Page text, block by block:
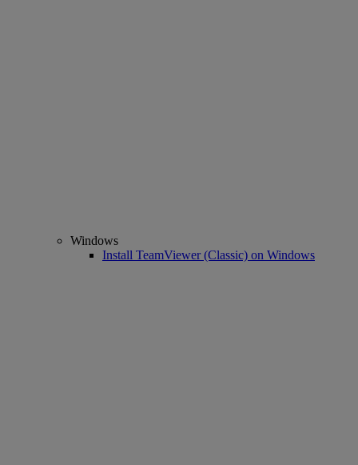
Windows
Install TeamViewer (Classic) on Windows